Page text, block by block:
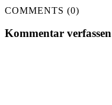
COMMENTS (0)
Kommentar verfassen